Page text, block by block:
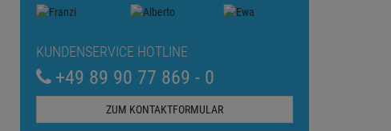
KUNDENSERVICE HOTLINE
+49 89 90 77 869 - 0
ZUM KONTAKTFORMULAR